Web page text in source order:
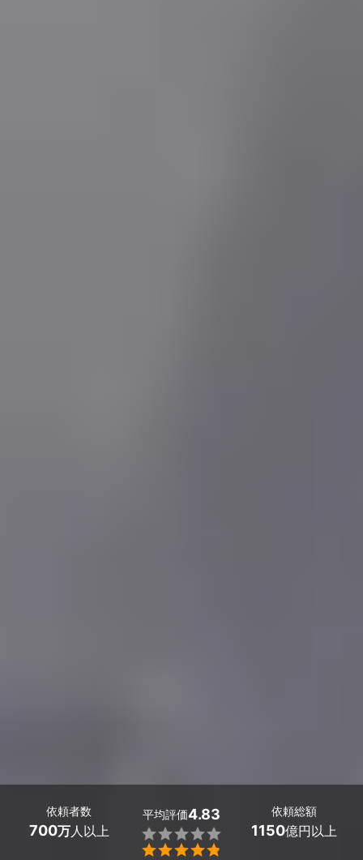
依頼者数
700万人以上
平均評価4.83


依頼総額
1150億円以上